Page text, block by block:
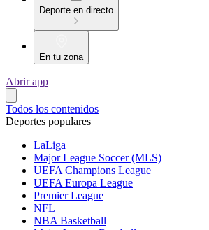
Deporte en directo
En tu zona
Abrir app
Todos los contenidos
Deportes populares
LaLiga
Major League Soccer (MLS)
UEFA Champions League
UEFA Europa League
Premier League
NFL
NBA Basketball